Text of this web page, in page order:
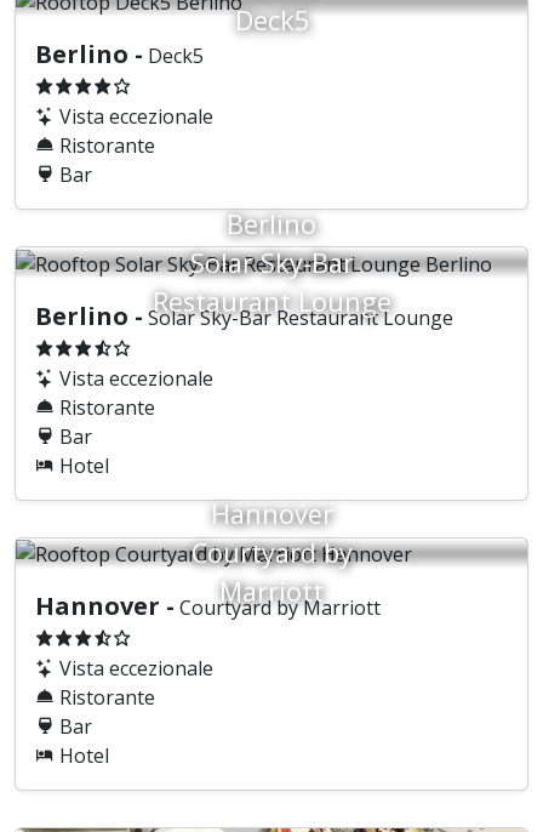
Deck5
Berlino - Deck5
Vista eccezionale
Ristorante
Bar
Berlino
Solar Sky-Bar
Restaurant Lounge
Berlino - Solar Sky-Bar Restaurant Lounge
Vista eccezionale
Ristorante
Bar
Hotel
Hannover
Courtyard by
Marriott
Hannover - Courtyard by Marriott
Vista eccezionale
Ristorante
Bar
Hotel